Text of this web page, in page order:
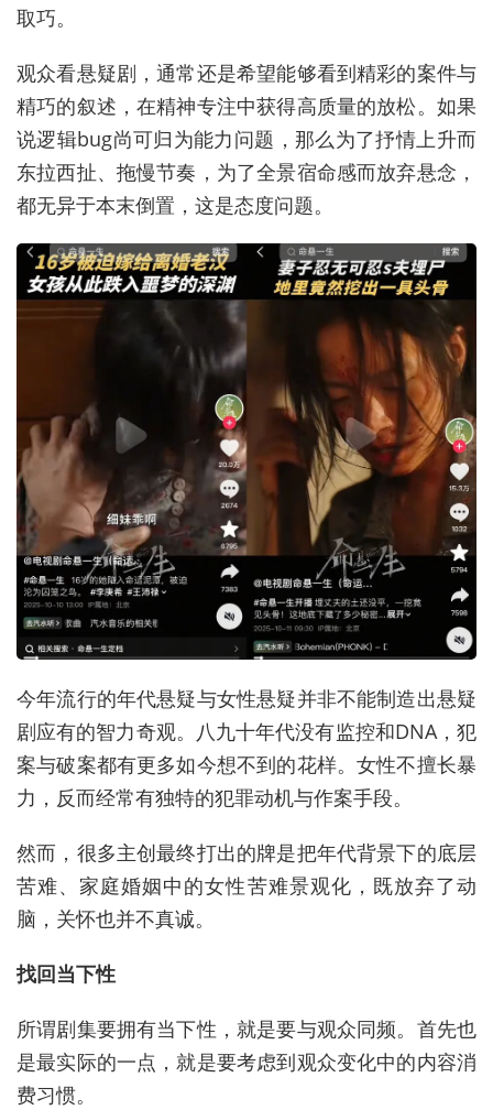
取巧。
观众看悬疑剧，通常还是希望能够看到精彩的案件与
精巧的叙述，在精神专注中获得高质量的放松。如果
说逻辑bug尚可归为能力问题，那么为了抒情上升而
东拉西扯、拖慢节奏，为了全景宿命感而放弃悬念，
都无异于本末倒置，这是态度问题。
今年流行的年代悬疑与女性悬疑并非不能制造出悬疑
剧应有的智力奇观。 八九十年代没有监控和DNA，犯
案与破案都有更多如今想不到的花样。女性不擅长暴
力，反而经常有独特的犯罪动机与作案手段。
然而，很多主创最终打出的牌是把年代背景下的底层
苦难、家庭婚姻中的女性苦难景观化，既放弃了动
脑，关怀也并不真诚。
找回当下性
所谓剧集要拥有当下性，就是要与观众同频。首先也
是最实际的一点，就是要考虑到观众变化中的内容消
费习惯。